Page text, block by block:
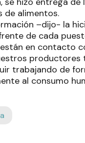
de alimentos.
–dijo- la
de cada
en contacto
productores
trabajando de
al consumo